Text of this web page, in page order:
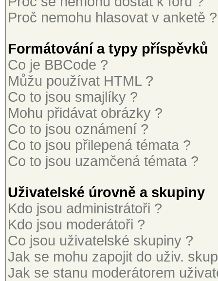
Proč nemohu hlasovat v anketě ?
Formátování a typy příspěvků
Co je BBCode ?
Můžu používat HTML ?
Co to jsou smajlíky ?
Mohu přidávat obrázky ?
Co to jsou oznámení ?
Co to jsou přilepená témata ?
Co to jsou uzamčená témata ?
Uživatelské úrovně a skupiny
Kdo jsou administrátoři ?
Kdo jsou moderátoři ?
Co jsou uživatelské skupiny ?
Jak se mohu zapojit do uživ.
Jak se stanu moderátorem